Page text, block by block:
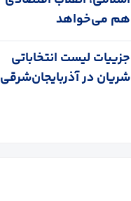
هم می‌خواهد
جزییات لیست انتخاباتی
شریان در آذربایجان‌شرقی